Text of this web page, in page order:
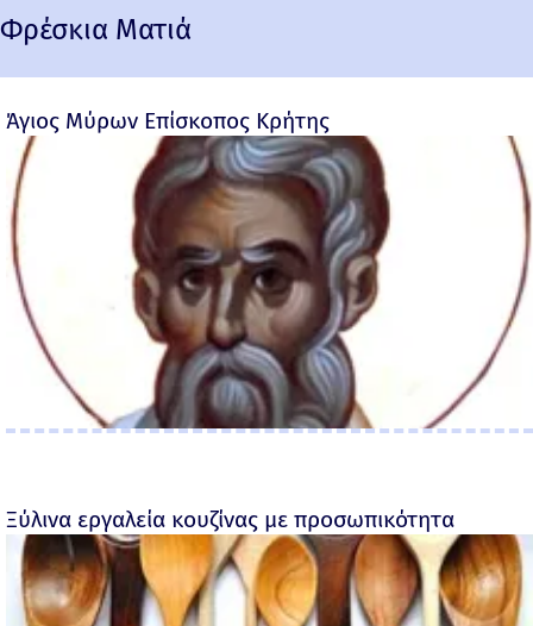
Φρέσκια Ματιά
Άγιος Μύρων Επίσκοπος Κρήτης
Ξύλινα εργαλεία κουζίνας με προσωπικότητα